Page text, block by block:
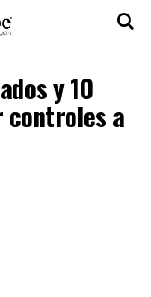
y 10
controles a